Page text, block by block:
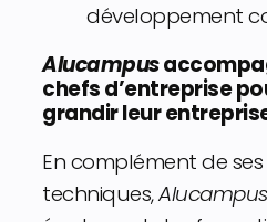
développement
Alucampus
chefs d’entreprise
grandir leur
En complément de
techniques,Alucampus